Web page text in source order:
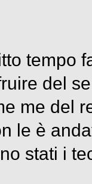
tempo
del
me del
le è
stati i